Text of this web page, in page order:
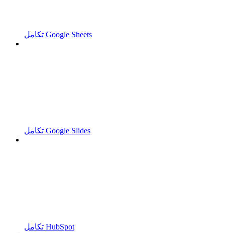
تكامل Google Sheets
تكامل Google Slides
تكامل HubSpot